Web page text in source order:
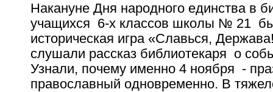
Накануне Дня народного единства в
учащихся 6-х классов школы № 21
историческая игра «Славься,
слушали рассказ библиотекаря о
Узнали, почему именно 4 ноября -
православный одновременно. В